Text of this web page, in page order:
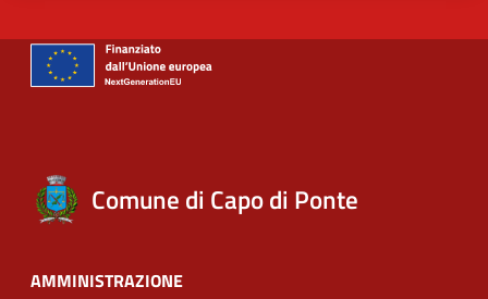
Comune di Capo di Ponte
AMMINISTRAZIONE